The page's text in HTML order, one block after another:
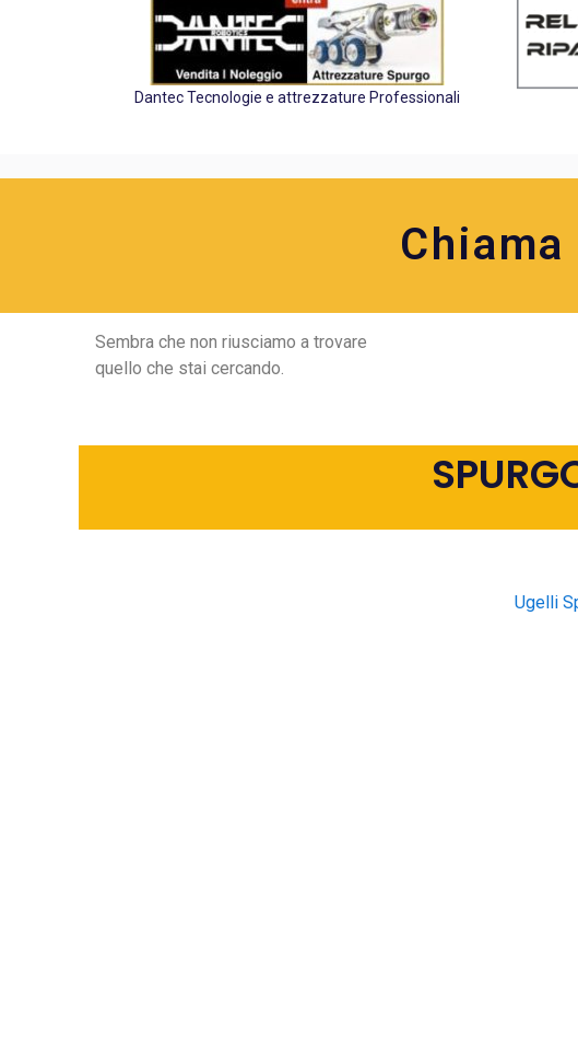
Dantec Tecnologie e attrezzature Professionali
Sembra che non riusciamo a trovare
quello che stai cercando.
Ugelli